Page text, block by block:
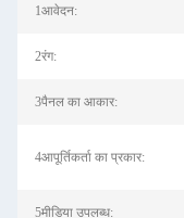
1आवेदन:
2रंग:
3पैनल का आकार:
4आपूर्तिकर्ता का प्रकार:
5मीडिया उपलब्ध: